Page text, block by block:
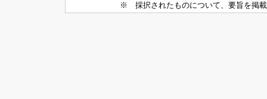
※ 採択されたものについて、要旨を掲